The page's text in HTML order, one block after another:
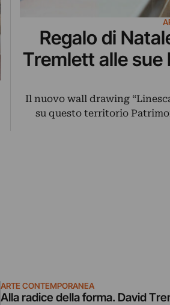
Regalo di
Tremlett alle sue
Il nuovo wall drawing
su questo territorio
ARTE CONTEMPORANEA
Alla radice della forma. David